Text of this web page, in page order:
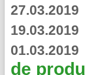
27.03.2019
19.03.2019
01.03.2019
de